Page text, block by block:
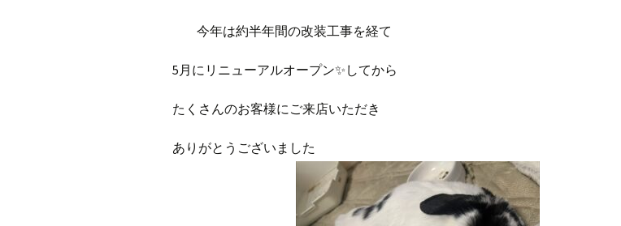
今年は約半年間の改装工事を経て
5月にリニューアルオープン✨してから
たくさんのお客様にご来店いただき
ありがとうございました